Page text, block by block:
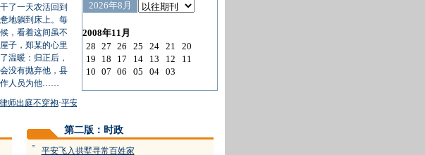
了一天农活回到
地躺到床上。每
，看着这间虽不
子，郑某的心里
温暖：归正后，
没有抛弃他，县
作人员为他……
师出庭不穿袍·平安飞入拱墅寻常百姓家
第二版：时政
= 平安飞入拱墅寻常百姓家